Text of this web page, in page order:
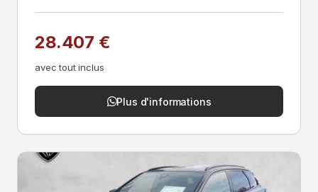
28.407 €
avec tout inclus
Plus d'informations